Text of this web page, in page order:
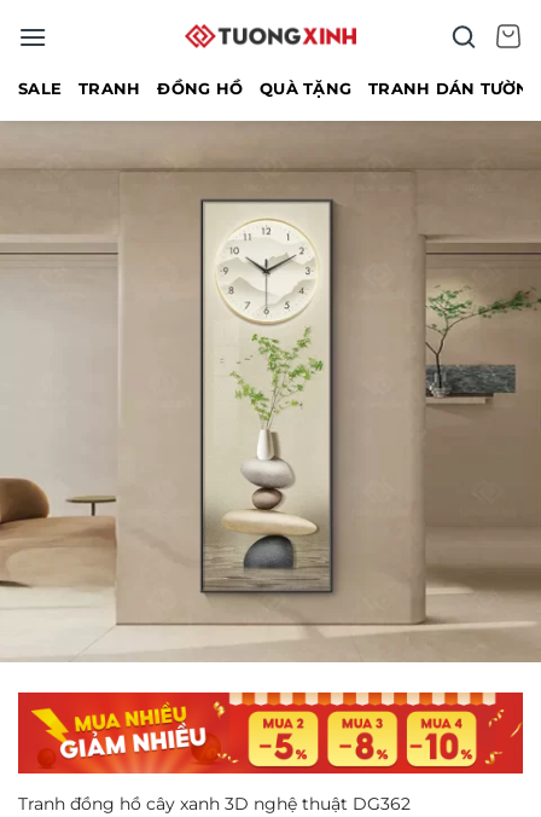
qua
SALE TRANH ĐỒNG HỒ QUÀ TẶNG TRANH DÁN
Tranh đồng hồ cây xanh 3D nghệ thuật DG362